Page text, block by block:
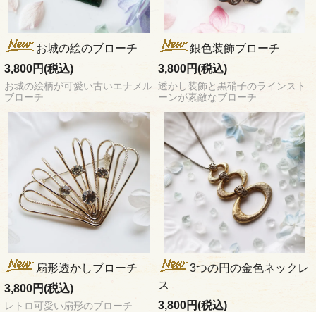
お城の絵のブローチ
3,800円(税込)
お城の絵柄が可愛い古いエナメル
ブローチ
銀色装飾ブローチ
3,800円(税込)
透かし装飾と黒硝子のラインスト
ーンが素敵なブローチ
扇形透かしブローチ
3,800円(税込)
レトロ可愛い扇形のブローチ
3つの円の金色ネックレ
ス
3,800円(税込)